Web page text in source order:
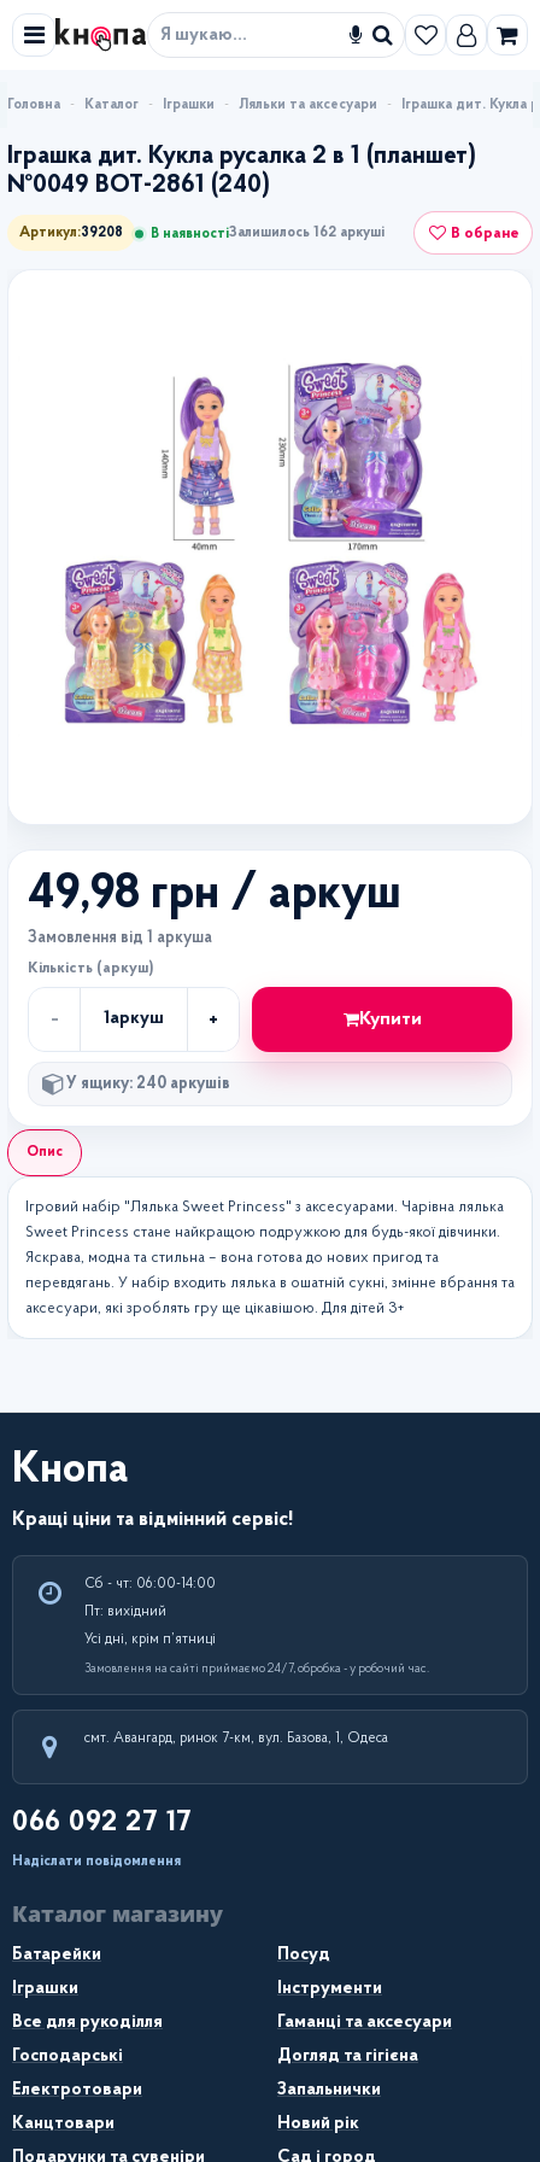
Знайти
Каталог Іграшки Ляльки та аксесуари Іграшка дит.
Іграшка дит. Кукла русалка 2 в 1 (планшет)
№0049 ВОТ-2861 (240)
Артикул:39208 В наявностіЗалишилось 162 аркуші В обране
Опис
Ігровий набір "Лялька Sweet Princess" з аксесуарами. Чарівна лялька
Sweet Princess стане найкращою подружкою для будь-якої дівчинки.
Яскрава, модна та стильна – вона готова до нових пригод та
перевдягань. У набір входить лялька в ошатній сукні, змінне вбрання та
аксесуари, які зроблять гру ще цікавішою. Для дітей 3+
49,98 грн / аркуш
Замовлення від 1 аркуша
Кількість (аркуш)
- Кількість
1аркуш + Купити
У ящику: 240 аркушів
Кнопа
Кращі ціни та відмінний сервіс!
Сб - чт: 06:00-14:00
Пт: вихідний
Усі дні, крім п’ятниці
Замовлення на сайті приймаємо 24/7, обробка - у робочий час.
смт. Авангард, ринок 7-км, вул. Базова, 1, Одеса
066 092 27 17
Надіслати повідомлення
Каталог магазину
Батарейки
Посуд
Іграшки
Інструменти
Все для рукоділля
Гаманці та аксесуари
Господарські
Догляд та гігієна
Електротовари
Запальнички
Канцтовари
Новий рік
Подарунки та сувеніри
Сад і город